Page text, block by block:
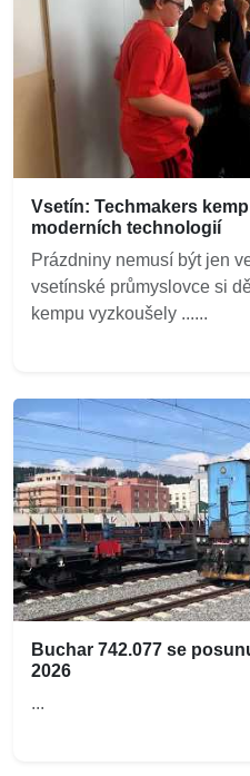
Vsetín: Techmakers
moderních technologií
Prázdniny nemusí být jen
vsetínské průmyslovce si
kempu vyzkoušely ......
Buchar 742.077 se
2026
...